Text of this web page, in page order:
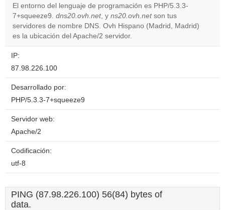
Do you
own this
OK
El entorno del lenguaje de programación es PHP/5.3.3-
7+squeeze9. dns20.ovh.net, y ns20.ovh.netson tus
servidores de nombre DNS. Ovh Hispano (Madrid, Madrid)
es la ubicación del Apache/2 servidor.
IP:
87.98.226.100
Desarrollado por:
PHP/5.3.3-7+squeeze9
Servidor web:
Apache/2
Codificación:
utf-8
PING (87.98.226.100) 56(84) bytes of
data.